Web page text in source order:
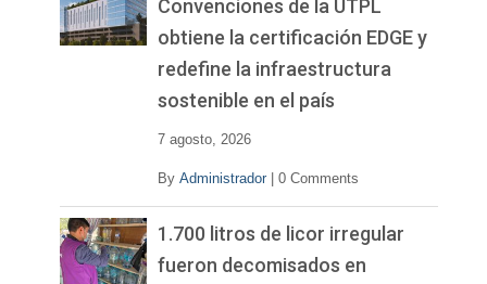
Convenciones de la UTPL
obtiene la certificación EDGE y
redefine la infraestructura
sostenible en el país
7 agosto, 2026
By Administrador 0 Comments
1.700 litros de licor irregular
fueron decomisados en